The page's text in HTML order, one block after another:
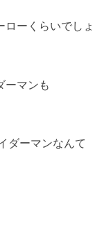
ーくらいでしょ
ーマンも
ダーマンなんて